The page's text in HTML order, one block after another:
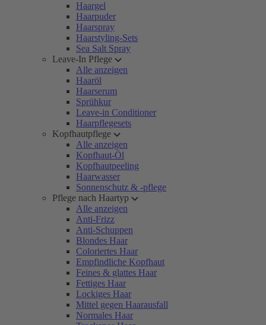
Haargel
Haarpuder
Haarspray
Haarstyling-Sets
Sea Salt Spray
Leave-In Pflege
Alle anzeigen
Haaröl
Haarserum
Sprühkur
Leave-in Conditioner
Haarpflegesets
Kopfhautpflege
Alle anzeigen
Kopfhaut-Öl
Kopfhautpeeling
Haarwasser
Sonnenschutz & -pflege
Pflege nach Haartyp
Alle anzeigen
Anti-Frizz
Anti-Schuppen
Blondes Haar
Coloriertes Haar
Empfindliche Kopfhaut
Feines & glattes Haar
Fettiges Haar
Lockiges Haar
Mittel gegen Haarausfall
Normales Haar